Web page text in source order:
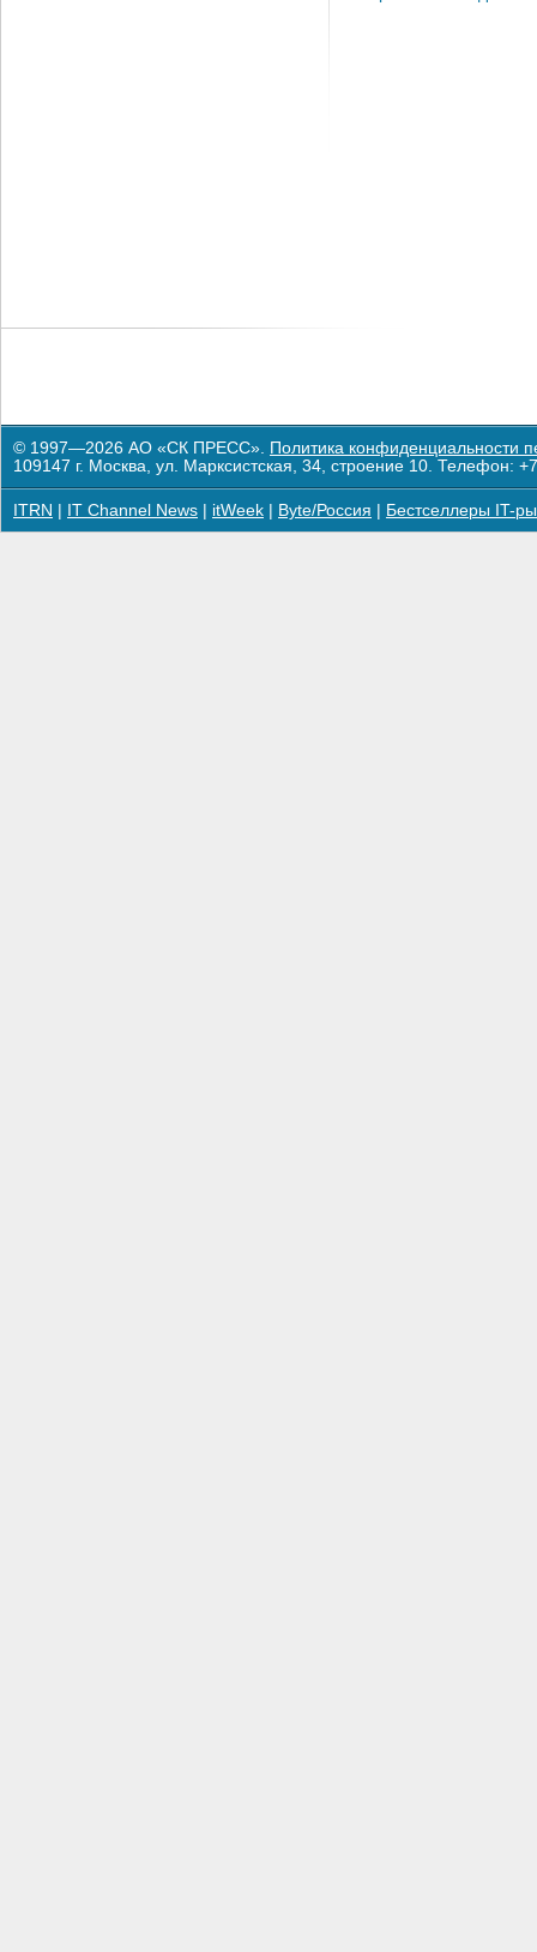
© 1997—2026 АО «СК ПРЕСС». Политика конфиденциальности
109147 г. Москва, ул. Марксистская, 34, строение 10. Телефон:
ITRN IT Channel News itWeek Byte/Россия Бестселлеры IT-